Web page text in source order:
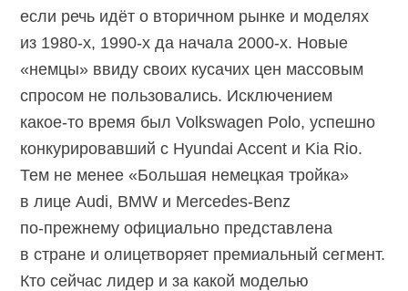
если речь идёт о вторичном рынке и моделях
из 1980-х, 1990-х да начала 2000-х. Новые
«немцы» ввиду своих кусачих цен массовым
спросом не пользовались. Исключением
какое-то время был Volkswagen Polo, успешно
конкурировавший с Hyundai Accent и Kia Rio.
Тем не менее «Большая немецкая тройка»
в лице Audi, BMW и Mercedes-Benz
по-прежнему официально представлена
в стране и олицетворяет премиальный сегмент.
Кто сейчас лидер и за какой моделью